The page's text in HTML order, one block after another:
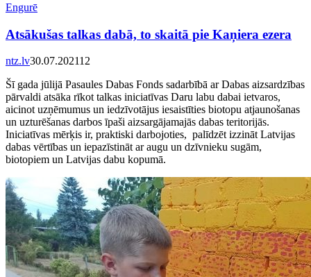
Engurē
Atsākušas talkas dabā, to skaitā pie Kaņiera ezera
ntz.lv30.07.20211 2
Šī gada jūlijā Pasaules Dabas Fonds sadarbībā ar Dabas aizsardzības
pārvaldi atsāka rīkot talkas iniciatīvas Daru labu dabai ietvaros,
aicinot uzņēmumus un iedzīvotājus iesaistīties biotopu atjaunošanas
un uzturēšanas darbos īpaši aizsargājamajās dabas teritorijās.
Iniciatīvas mērķis ir, praktiski darbojoties, palīdzēt izzināt Latvijas
dabas vērtības un iepazīstināt ar augu un dzīvnieku sugām,
biotopiem un Latvijas dabu kopumā.